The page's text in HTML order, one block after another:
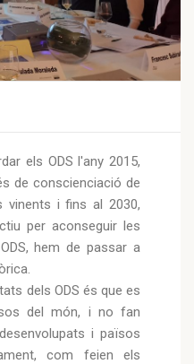
els ODS l'any 2015,
de conscienciació de
vinents i fins al 2030,
per aconseguir les
hem de passar a
dels ODS és que es
del món, i no fan
i països
com feien els